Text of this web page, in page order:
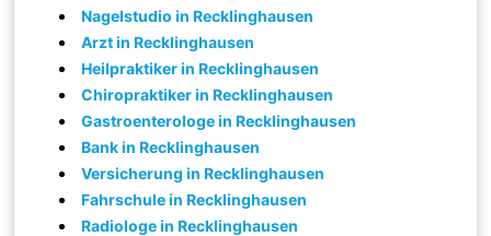
Nagelstudio in Recklinghausen
Arzt in Recklinghausen
Heilpraktiker in Recklinghausen
Chiropraktiker in Recklinghausen
Gastroenterologe in Recklinghausen
Bank in Recklinghausen
Versicherung in Recklinghausen
Fahrschule in Recklinghausen
Radiologe in Recklinghausen